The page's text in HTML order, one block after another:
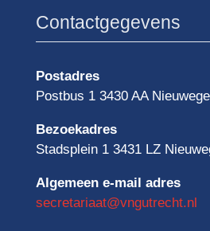
Contactgegevens
Postadres
Postbus 1 3430 AA
Bezoekadres
Stadsplein 1 3431 LZ
Algemeen e-mail adres
secretariaat@vngutrecht.nl